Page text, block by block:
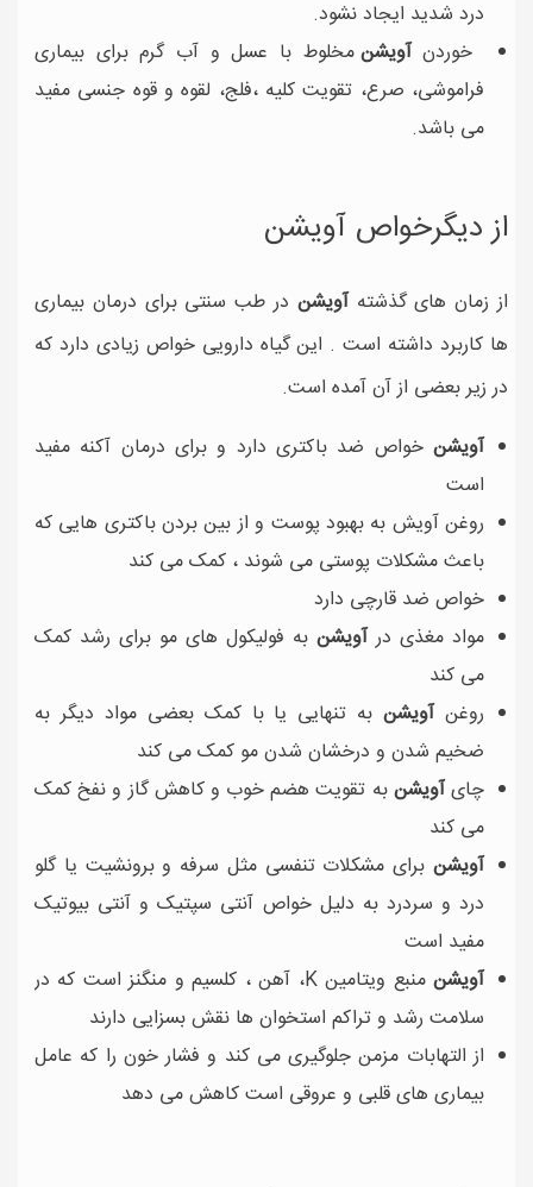
درد شدید ایجاد نشود.
خوردنآویشنمخلوط با عسل و آب گرم برای بیماری
فراموشی، صرع، تقویت کلیه ،فلج، لقوه و قوه جنسی مفید
می باشد.
از دیگرخواص آویشن
از زمان های گذشته آویشن در طب سنتی برای درمان بیماری
ها کاربرد داشته است . این گیاه دارویی خواص زیادی دارد که
در زیر بعضی از آن آمده است.
آویشنخواص ضد باکتری دارد و برای درمان آکنه مفید
است
روغن آویش به بهبود پوست و از بین بردن باکتری هایی که
باعث مشکلات پوستی می شوند ، کمک می کند
خواص ضد قارچی دارد
مواد مغذی درآویشن به فولیکول های مو برای رشد کمک
می کند
روغنآویشنبه تنهایی یا با کمک بعضی مواد دیگر به
ضخیم شدن و درخشان شدن مو کمک می کند
چایآویشنبه تقویت هضم خوب و کاهش گاز و نفخ کمک
می کند
آویشن برای مشکلات تنفسی مثل سرفه و برونشیت یا گلو
درد و سردرد به دلیل خواص آنتی سپتیک و آنتی بیوتیک
مفید است
آویشن
منبع ویتامین K، آهن ، کلسیم و منگنز است که در
سلامت رشد و تراکم استخوان ها نقش بسزایی دارند
از التهابات مزمن جلوگیری می کند و فشار خون را که عامل
بیماری های قلبی و عروقی است کاهش می دهد